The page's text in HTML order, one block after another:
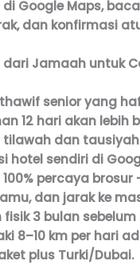
Google Maps,
dan konfirmasi
dari Jamaah untuk
senior yang
12 hari akan lebih
tilawah dan
hotel sendiri di
percaya
dan jarak ke
fisik 3 bulan
8–10 km per hari
plus Turki/Dubai.